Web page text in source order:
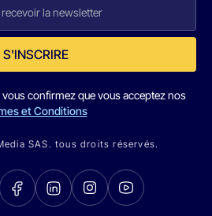
S'INSCRIRE
confirmez que vous acceptez nos
et Conditions
SAS. tous droits réservés.